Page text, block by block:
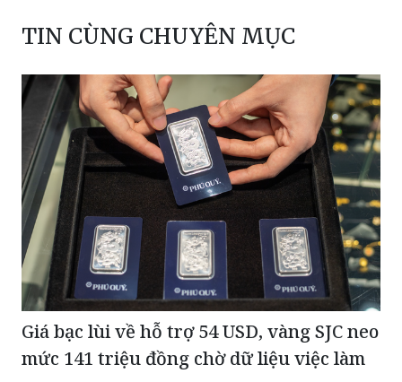
TIN CÙNG CHUYÊN MỤC
Giá bạc lùi về hỗ trợ 54 USD, vàng SJC neo
mức 141 triệu đồng chờ dữ liệu việc làm